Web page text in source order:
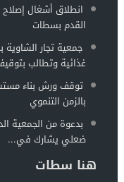
انطلاق أشغال
القدم بسطات
جمعية تجار
غذائية وتطالب
توقف ورش بناء
بالزمن التنموي
بدعوة من الجمعية
ضعلي يشارك في...
هنا سطات